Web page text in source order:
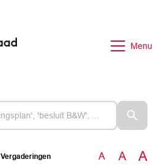
Menu
Vergaderingen A A A